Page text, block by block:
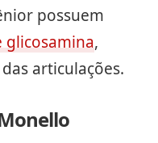
possuem
glicosamina,
articulações.